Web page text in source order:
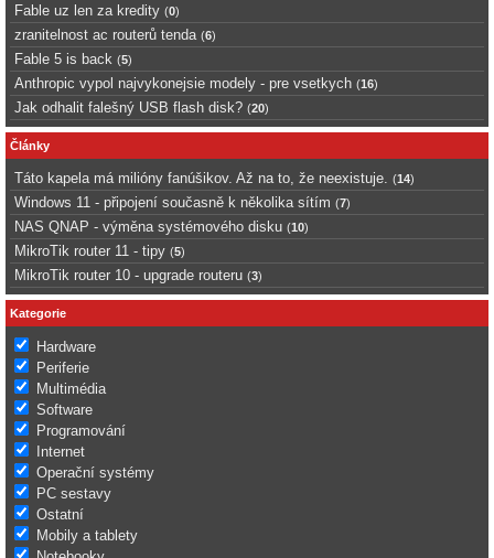
Fable uz len za kredity (0)
zranitelnost ac routerů tenda (6)
Fable 5 is back (5)
Anthropic vypol najvykonejsie modely - pre vsetkych (16)
Jak odhalit falešný USB flash disk? (20)
Články
Táto kapela má milióny fanúšikov. Až na to, že neexistuje. (14)
Windows 11 - připojení současně k několika sítím (7)
NAS QNAP - výměna systémového disku (10)
MikroTik router 11 - tipy (5)
MikroTik router 10 - upgrade routeru (3)
Kategorie
Hardware
Periferie
Multimédia
Software
Programování
Internet
Operační systémy
PC sestavy
Ostatní
Mobily a tablety